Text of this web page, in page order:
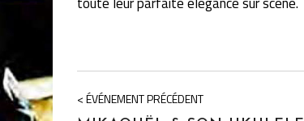
< ÉVÉNEMENT PRÉCÉDENT